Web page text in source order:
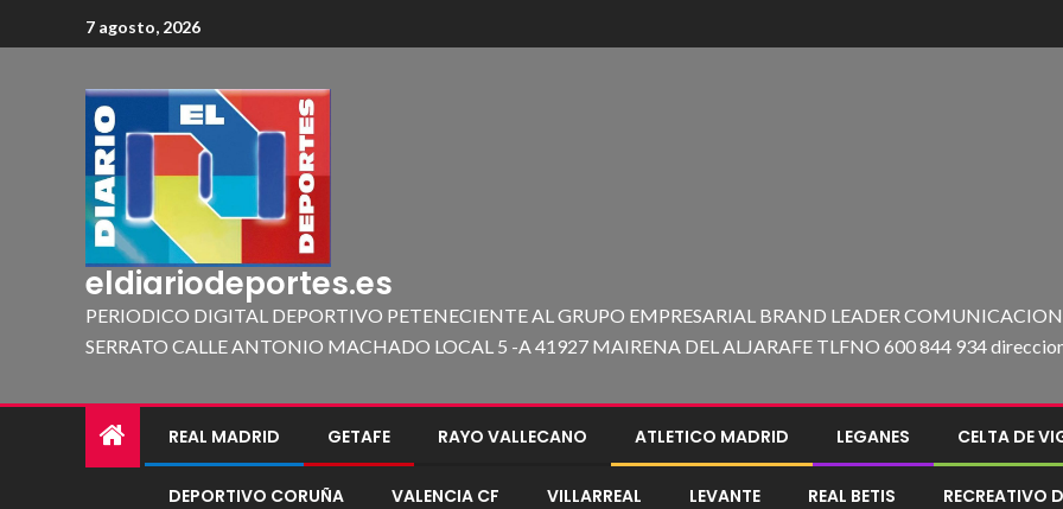
7 agosto, 2026
eldiariodeportes.es
PERIODICO DIGITAL DEPORTIVO PETENECIENTE AL GRUPO EMPRESARIAL BRAND LEADER
SERRATO CALLE ANTONIO MACHADO LOCAL 5 -A 41927 MAIRENA DEL ALJARAFE TLFNO 600 844 934
REAL MADRID GETAFE RAYO VALLECANO ATLETICO MADRID LEGANES CELTA DE
DEPORTIVO CORUÑA VALENCIA CF VILLARREAL LEVANTE REAL BETIS RECREATIVO